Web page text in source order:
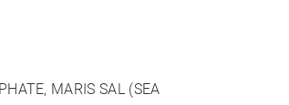
MARIS SAL (SEA